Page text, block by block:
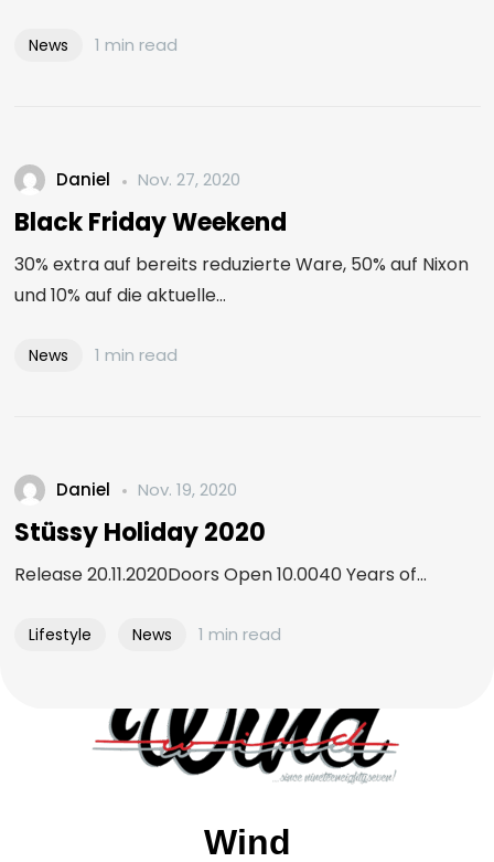
News 1 min read
Daniel Nov. 27, 2020
Black Friday Weekend
30% extra auf bereits reduzierte Ware, 50% auf Nixon
und 10% auf die aktuelle...
News 1 min read
Daniel Nov. 19, 2020
Stüssy Holiday 2020
Release 20.11.2020Doors Open 10.0040 Years of...
Lifestyle News 1 min read
Wind